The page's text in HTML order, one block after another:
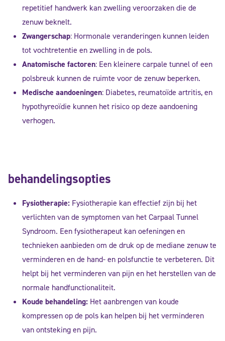
repetitief handwerk kan zwelling veroorzaken die de
zenuw beknelt.
Zwangerschap: Hormonale veranderingen kunnen leiden
tot vochtretentie en zwelling in de pols.
Anatomische factoren: Een kleinere carpale tunnel of een
polsbreuk kunnen de ruimte voor de zenuw beperken.
Medische aandoeningen: Diabetes, reumatoïde artritis, en
hypothyreoïdie kunnen het risico op deze aandoening
verhogen.
behandelingsopties
Fysiotherapie: Fysiotherapie kan effectief zijn bij het
verlichten van de symptomen van het Carpaal Tunnel
Syndroom. Een fysiotherapeut kan oefeningen en
technieken aanbieden om de druk op de mediane zenuw te
verminderen en de hand- en polsfunctie te verbeteren. Dit
helpt bij het verminderen van pijn en het herstellen van de
normale handfunctionaliteit.
Koude behandeling: Het aanbrengen van koude
kompressen op de pols kan helpen bij het verminderen
van ontsteking en pijn.